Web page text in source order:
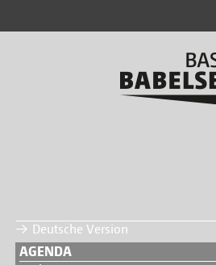
Deutsche Version
AGENDA